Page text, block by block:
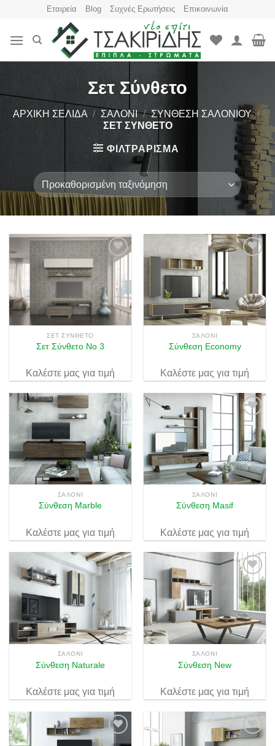
content
Εταιρεία Blog Συχνές Ερωτήσεις Επικοινωνία
Σετ Σύνθετο
ΑΡΧΙΚΉ ΣΕΛΊΔΑ / ΣΑΛΌΝΙ / ΣΎΝΘΕΣΗ ΣΑΛΟΝΙΟΎ /
ΣΕΤ ΣΎΝΘΕΤΟ
ΦΙΛΤΡΆΡΙΣΜΑ
Πρόσθήκη
στην λίστα
επιθυμιών
ΣΕΤ ΣΎΝΘΕΤΟ
Σετ Σύνθετο Νο 3
Καλέστε μας για τιμή
στην λίστα
επιθυμιών
ΣΑΛΌΝΙ
Σύνθεση Economy
Καλέστε μας για τιμή
Πρόσθήκη
στην λίστα
επιθυμιών
ΣΑΛΌΝΙ
Σύνθεση Marble
Καλέστε μας για τιμή
Πρόσθήκη
στην λίστα
επιθυμιών
ΣΑΛΌΝΙ
Σύνθεση Masif
Καλέστε μας για τιμή
Πρόσθήκη
στην λίστα
επιθυμιών
ΣΑΛΌΝΙ
Σύνθεση Naturale
Καλέστε μας για τιμή
Πρόσθήκη
στην λίστα
επιθυμιών
ΣΑΛΌΝΙ
Σύνθεση New
Καλέστε μας για τιμή